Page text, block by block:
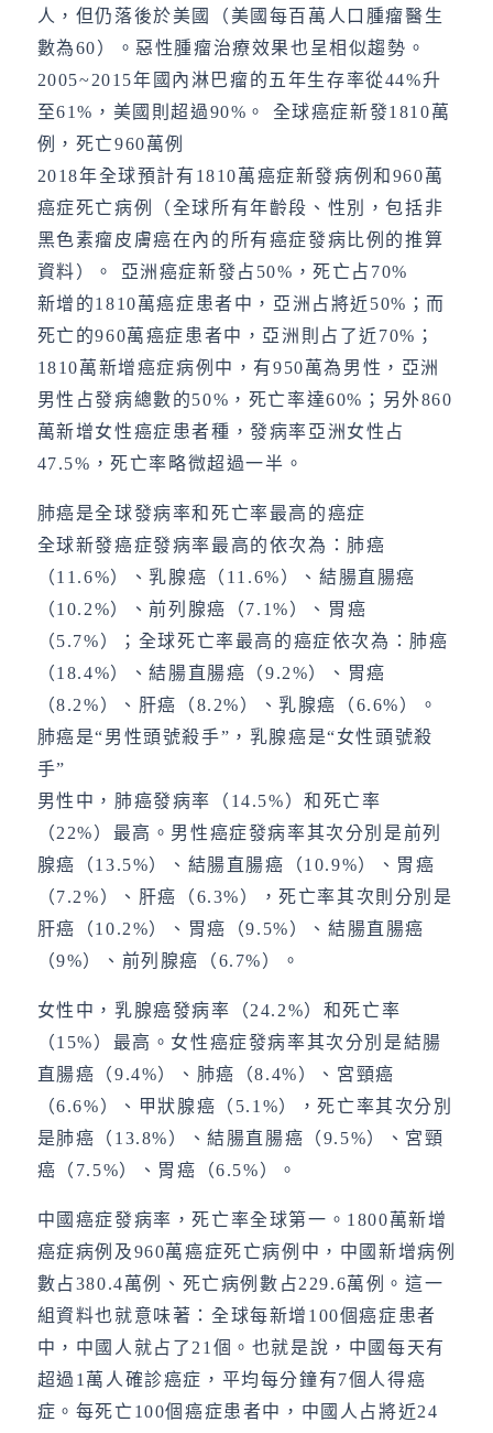
人，但仍落後於美國（美國每百萬人口腫瘤醫生
數為60）。惡性腫瘤治療效果也呈相似趨勢。
2005~2015年國內淋巴瘤的五年生存率從44%升
至61%，美國則超過90%。 全球癌症新發1810萬
例，死亡960萬例
2018年全球預計有1810萬癌症新發病例和960萬
癌症死亡病例（全球所有年齡段、性別，包括非
黑色素瘤皮膚癌在內的所有癌症發病比例的推算
資料）。 亞洲癌症新發占50%，死亡占70%
新增的1810萬癌症患者中，亞洲占將近50%；而
死亡的960萬癌症患者中，亞洲則占了近70%；
1810萬新增癌症病例中，有950萬為男性，亞洲
男性占發病總數的50%，死亡率達60%；另外860
萬新增女性癌症患者種，發病率亞洲女性占
47.5%，死亡率略微超過一半。
肺癌是全球發病率和死亡率最高的癌症
全球新發癌症發病率最高的依次為：肺癌
（11.6%）、乳腺癌（11.6%）、結腸直腸癌
（10.2%）、前列腺癌（7.1%）、胃癌
（5.7%）；全球死亡率最高的癌症依次為：肺癌
（18.4%）、結腸直腸癌（9.2%）、胃癌
（8.2%）、肝癌（8.2%）、乳腺癌（6.6%）。
肺癌是“男性頭號殺手”，乳腺癌是“女性頭號殺
手”
男性中，肺癌發病率（14.5%）和死亡率
（22%）最高。男性癌症發病率其次分別是前列
腺癌（13.5%）、結腸直腸癌（10.9%）、胃癌
（7.2%）、肝癌（6.3%），死亡率其次則分別是
肝癌（10.2%）、胃癌（9.5%）、結腸直腸癌
（9%）、前列腺癌（6.7%）。
女性中，乳腺癌發病率（24.2%）和死亡率
（15%）最高。女性癌症發病率其次分別是結腸
直腸癌（9.4%）、肺癌（8.4%）、宮頸癌
（6.6%）、甲狀腺癌（5.1%），死亡率其次分別
是肺癌（13.8%）、結腸直腸癌（9.5%）、宮頸
癌（7.5%）、胃癌（6.5%）。
中國癌症發病率，死亡率全球第一。1800萬新增
癌症病例及960萬癌症死亡病例中，中國新增病例
數占380.4萬例、死亡病例數占229.6萬例。這一
組資料也就意味著：全球每新增100個癌症患者
中，中國人就占了21個。也就是說，中國每天有
超過1萬人確診癌症，平均每分鐘有7個人得癌
症。每死亡100個癌症患者中，中國人占將近24